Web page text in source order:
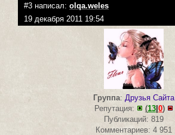
#3 написал: olqa.weles
19 декабря 2011 19:54
Группа: Друзья Сайта
Репутация:
(13 0)
Публикаций: 819
Комментариев: 4 951